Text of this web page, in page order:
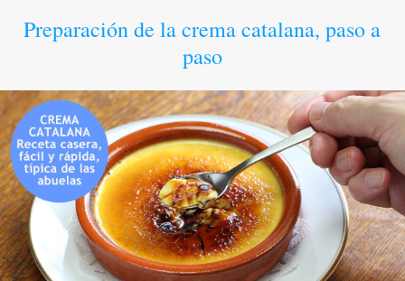
Preparación de la crema catalana, paso a
paso